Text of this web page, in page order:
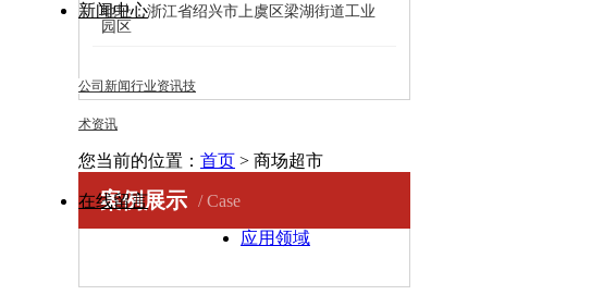
新闻中心
公司新闻行业资讯技
术资讯
在线留言
地址：浙江省绍兴市上虞区梁湖街道工业
园区
您当前的位置： 首页 > 商场超市
案例展示 / Case
应用领域